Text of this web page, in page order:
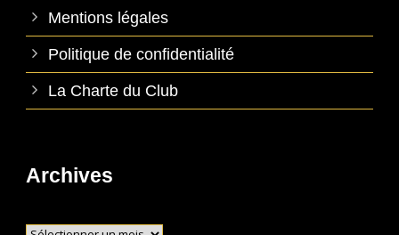
Mentions légales
Politique de confidentialité
La Charte du Club
Archives